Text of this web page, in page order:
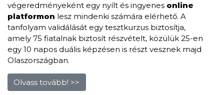
végeredményeként egy nyílt és ingyenes online
platformon lesz mindenki számára elérhető. A
tanfolyam validálását egy tesztkurzus biztosítja,
amely 75 fiatalnak biztosít részvételt, közülük 25-en
egy 10 napos duális képzésen is részt vesznek majd
Olaszországban.
Olvass tovább! >>